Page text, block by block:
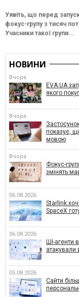
Уявіть, що перед
фокус-групу з тисяч
Учасники такої групи...
НОВИНИ
Вчора
EVA.UA
якого
Вчора
показує,
мовою
Вчора
Фокус-
змінять
06.08.2026
Starlink
SpaceX
06.08.2026
ШІ-агенти
атакували
05.08.2026
Сайти